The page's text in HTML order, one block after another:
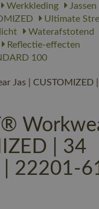
Werkkleding Jassen
Ultimate
Waterafstotend
Reflectie-effecten
100
Jas | CUSTOMIZED |
| 34
| 22201-